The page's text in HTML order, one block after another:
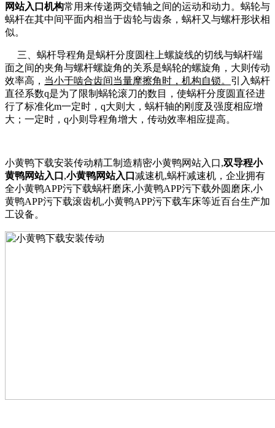
网站入口机构常用来传递两交错轴之间的运动和动力。蜗轮与
蜗杆在其中间平面内相当于齿轮与齿条，蜗杆又与螺杆形状相
似。
三、蜗杆导程角是蜗杆分度圆柱上螺旋线的切线与蜗杆端
面之间的夹角与螺杆螺旋角的关系是蜗轮的螺旋角，大则传动
效率高， 当小于啮合齿间当量摩擦角时，机构自锁。 引入蜗杆
直径系数q是为了限制蜗轮滚刀的数目，使蜗杆分度圆直径进
行了标准化m一定时，q大则大，蜗杆轴的刚度及强度相应增
大；一定时，q小则导程角增大，传动效率相应提高。
小黄鸭下载安装传动精工制造精密小黄鸭网站入口,双导程小
黄鸭网站入口 ,小黄鸭网站入口 减速机,蜗杆减速机，企业拥有
全小黄鸭APP污下载蜗杆磨床,小黄鸭APP污下载外圆磨床,小
黄鸭APP污下载滚齿机,小黄鸭APP污下载车床等近百台生产加
工设备。